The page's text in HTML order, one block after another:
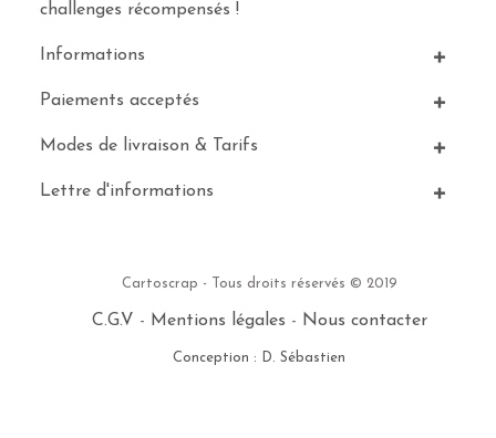
challenges récompensés !
Informations
Paiements acceptés
Modes de livraison & Tarifs
Lettre d'informations
Cartoscrap - Tous droits réservés © 2019
C.G.V - Mentions légales - Nous contacter
Conception : D. Sébastien